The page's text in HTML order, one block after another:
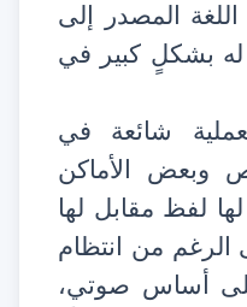
المصدر إلى
بشكلٍ كبير في
شائعة في
وبعض الأماكن
لفظ مقابل لها
الرغم من انتظام
على أساس صوتي،